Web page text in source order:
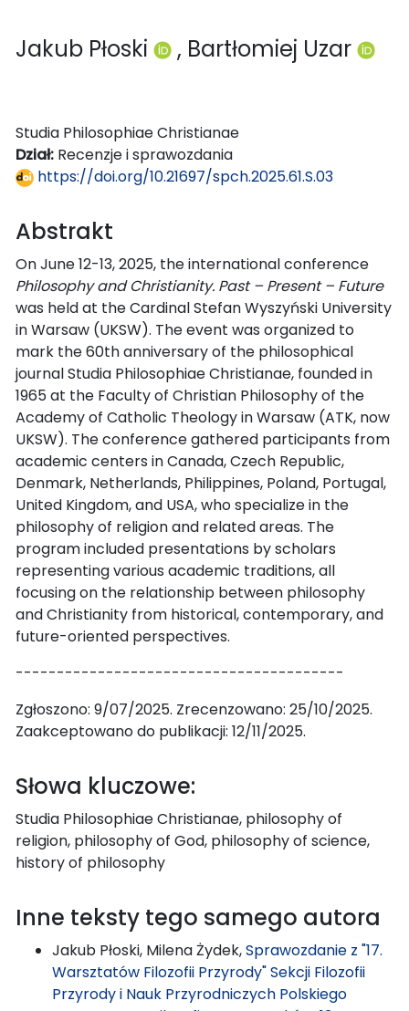
Jakub Płoski , Bartłomiej Uzar
Studia Philosophiae Christianae
Dział: Recenzje i sprawozdania
https://doi.org/10.21697/spch.2025.61.S.03
Abstrakt
On June 12-13, 2025, the international conference
Philosophy and Christianity. Past – Present – Future
was held at the Cardinal Stefan Wyszyński University
in Warsaw (UKSW). The event was organized to
mark the 60th anniversary of the philosophical
journal Studia Philosophiae Christianae, founded in
1965 at the Faculty of Christian Philosophy of the
Academy of Catholic Theology in Warsaw (ATK, now
UKSW). The conference gathered participants from
academic centers in Canada, Czech Republic,
Denmark, Netherlands, Philippines, Poland, Portugal,
United Kingdom, and USA, who specialize in the
philosophy of religion and related areas. The
program included presentations by scholars
representing various academic traditions, all
focusing on the relationship between philosophy
and Christianity from historical, contemporary, and
future-oriented perspectives.
----------------------------------------
Zgłoszono: 9/07/2025. Zrecenzowano: 25/10/2025.
Zaakceptowano do publikacji: 12/11/2025.
Słowa kluczowe:
Studia Philosophiae Christianae, philosophy of
religion, philosophy of God, philosophy of science,
history of philosophy
Inne teksty tego samego autora
Jakub Płoski, Milena Żydek,Sprawozdanie z "17.
Warsztatów Filozofii Przyrody" Sekcji Filozofii
Przyrody i Nauk Przyrodniczych Polskiego